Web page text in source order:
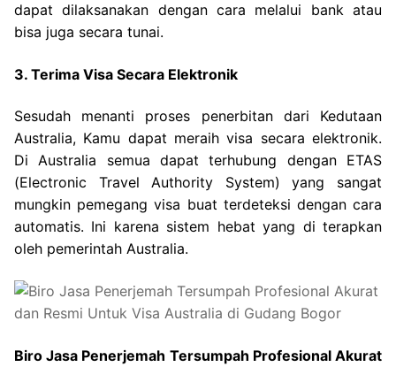
dapat dilaksanakan dengan cara melalui bank atau
bisa juga secara tunai.
3. Terima Visa Secara Elektronik
Sesudah menanti proses penerbitan dari Kedutaan
Australia, Kamu dapat meraih visa secara elektronik.
Di Australia semua dapat terhubung dengan ETAS
(Electronic Travel Authority System) yang sangat
mungkin pemegang visa buat terdeteksi dengan cara
automatis. Ini karena sistem hebat yang di terapkan
oleh pemerintah Australia.
Biro Jasa Penerjemah Tersumpah Profesional Akurat